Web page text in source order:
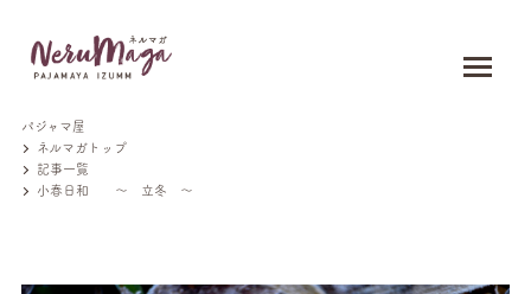
パジャマ屋
ネルマガトップ
記事一覧
小春日和 ～ 立冬 ～